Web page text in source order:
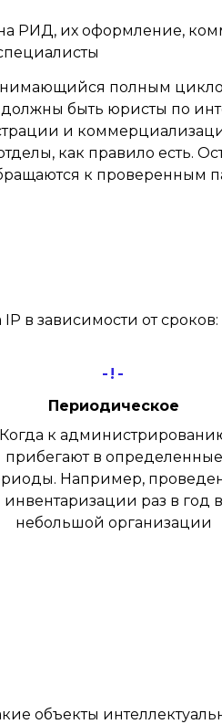
РИД, их оформление,
полным
быть юристы по
и
как правило есть.
к проверенным
в зависимости от сроков:
-!-
Периодическое
Когда к
прибегают в определенные
Например,
инвентаризации раз в год в
небольшой организации
объекты